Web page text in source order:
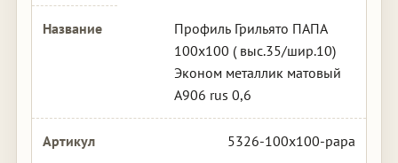
Профиль Грильято ПАПА
100х100 ( выс.35/шир.10)
Эконом металлик матовый
А906 rus 0,6
5326-100x100-papa